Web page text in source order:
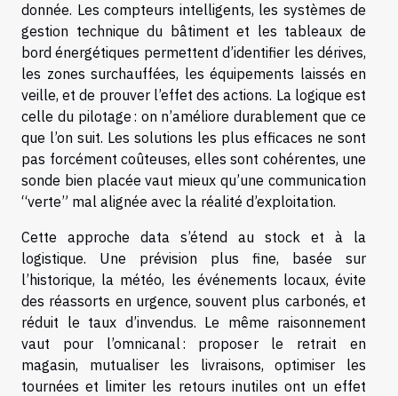
donnée. Les compteurs intelligents, les systèmes de
gestion technique du bâtiment et les tableaux de
bord énergétiques permettent d’identifier les dérives,
les zones surchauffées, les équipements laissés en
veille, et de prouver l’effet des actions. La logique est
celle du pilotage : on n’améliore durablement que ce
que l’on suit. Les solutions les plus efficaces ne sont
pas forcément coûteuses, elles sont cohérentes, une
sonde bien placée vaut mieux qu’une communication
“verte” mal alignée avec la réalité d’exploitation.
Cette approche data s’étend au stock et à la
logistique. Une prévision plus fine, basée sur
l’historique, la météo, les événements locaux, évite
des réassorts en urgence, souvent plus carbonés, et
réduit le taux d’invendus. Le même raisonnement
vaut pour l’omnicanal : proposer le retrait en
magasin, mutualiser les livraisons, optimiser les
tournées et limiter les retours inutiles ont un effet